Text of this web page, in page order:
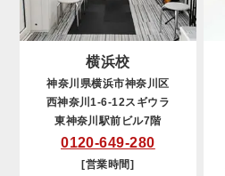
横浜校
神奈川県横浜市神奈川区
西神奈川1-6-12スギウラ
東神奈川駅前ビル7階
0120-649-280
[営業時間]